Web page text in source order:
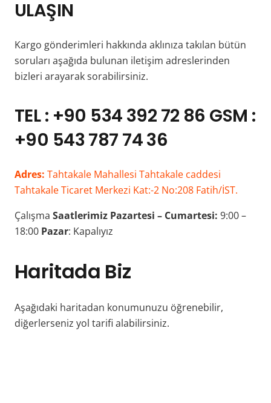
ULAŞIN
Kargo gönderimleri hakkında aklınıza takılan bütün
soruları aşağıda bulunan iletişim adreslerinden
bizleri arayarak sorabilirsiniz.
TEL : +90 534 392 72 86 GSM :
+90 543 787 74 36
Adres: Tahtakale Mahallesi Tahtakale caddesi
Tahtakale Ticaret Merkezi Kat:-2 No:208 Fatih/İST.
Çalışma Saatlerimiz Pazartesi – Cumartesi: 9:00 –
18:00 Pazar: Kapalıyız
Haritada Biz
Aşağıdaki haritadan konumunuzu öğrenebilir,
diğerlerseniz yol tarifi alabilirsiniz.